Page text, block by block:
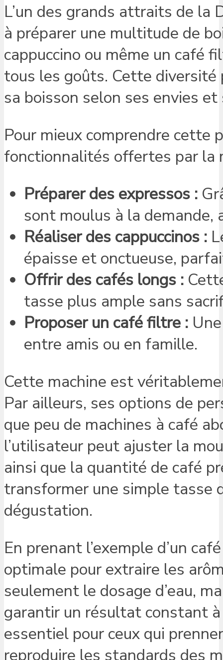
L’un des grands attraits de la
à préparer une multitude de
cappuccino ou même un café
tous les goûts. Cette
sa boisson selon ses envies
Pour mieux comprendre cette
fonctionnalités offertes par la
Préparer des expressos :
sont moulus à la demande,
Réaliser des cappuccinos :
épaisse et onctueuse,
Offrir des cafés longs :
tasse plus ample sans
Proposer un café filtre :
entre amis ou en famille.
Cette machine est
Par ailleurs, ses options de
que peu de machines à café
l’utilisateur peut ajuster la
ainsi que la quantité de café
transformer une simple tasse
dégustation.
En prenant l’exemple d’un
optimale pour extraire les
seulement le dosage d’eau,
garantir un résultat constant
essentiel pour ceux qui
reproduire les standards des